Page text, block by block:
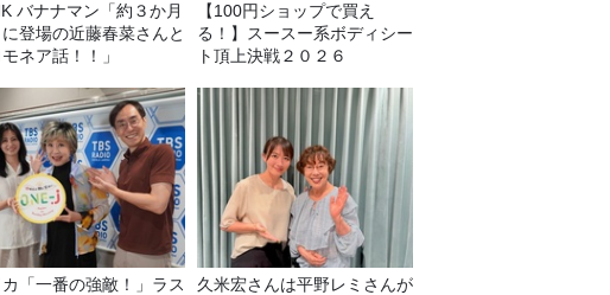
３か月
登場の近藤春菜さんと
ネア話！！」
【100円ショップで買え
る！】スースー系ボディシー
ト頂上決戦２０２６
「一番の強敵！」ラス
久米宏さんは平野レミさんが